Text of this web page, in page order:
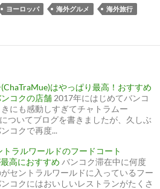
ヨーロッパ 海外グルメ 海外旅行
はやっぱり最高！おすすめ
コクの店舗 2017年にはじめてバンコ
にも感動しすぎてチャトラムー
ついてブログを書きましたが、久しぶ
コクで再度...
トラルワールドのフードコート
高におすすめ バンコク滞在中に何度
セントラルワールドに入っているフー
ンコクにはおいしいレストランがたくさ